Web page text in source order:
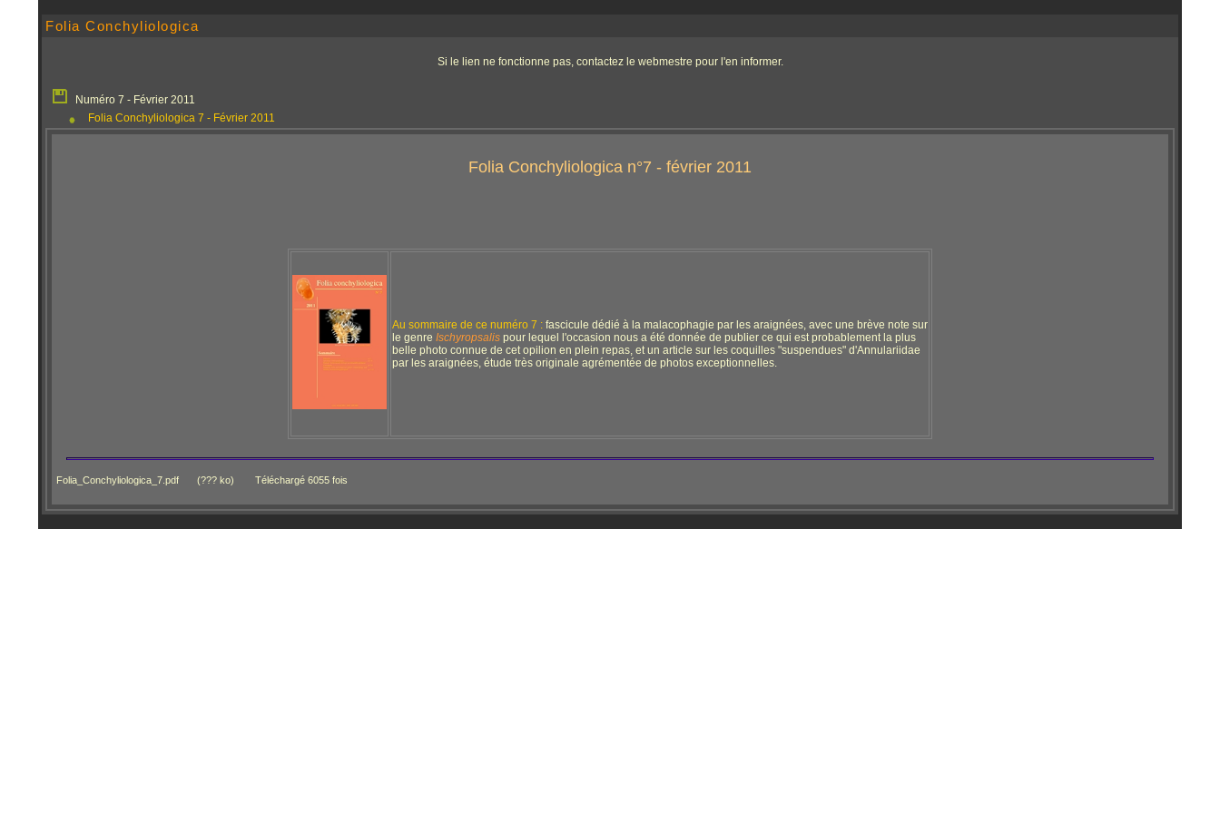
Folia Conchyliologica
Si le lien ne fonctionne pas, contactez le webmestre pour l'en informer.
Numéro 7 - Février 2011
Folia Conchyliologica 7 - Février 2011
Folia Conchyliologica n°7 - février 2011
Au sommaire de ce numéro 7 : fascicule dédié à la malacophagie par les araignées, avec une brève note sur
le genre Ischyropsalis pour lequel l'occasion nous a été donnée de publier ce qui est probablement la plus
belle photo connue de cet opilion en plein repas, et un article sur les coquilles "suspendues" d'Annulariidae
par les araignées, étude très originale agrémentée de photos exceptionnelles.
Folia_Conchyliologica_7.pdf (??? ko) Téléchargé 6055 fois